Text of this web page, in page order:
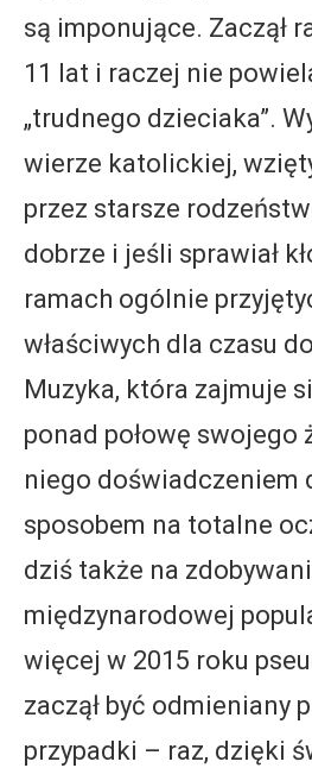
są imponujące. Zaczął
11 lat i raczej nie
„trudnego dzieciaka”.
wierze katolickiej,
przez starsze
dobrze i jeśli sprawiał
ramach ogólnie
właściwych dla czasu
Muzyka, która zajmuje
ponad połowę swojego
niego doświadczeniem
sposobem na totalne
dziś także na
międzynarodowej
więcej w 2015 roku
zaczął być odmieniany
przypadki – raz, dzięki